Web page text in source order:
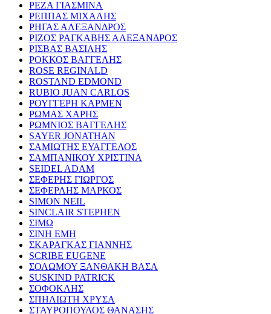
ΡΕΖΑ ΓΙΑΣΜΙΝΑ
ΡΕΠΠΑΣ ΜΙΧΑΛΗΣ
ΡΗΓΑΣ ΑΛΕΞΑΝΔΡΟΣ
ΡΙΖΟΣ ΡΑΓΚΑΒΗΣ ΑΛΕΞΑΝΔΡΟΣ
ΡΙΣΒΑΣ ΒΑΣΙΛΗΣ
ΡΟΚΚΟΣ ΒΑΓΓΕΛΗΣ
ROSE REGINALD
ROSTAND EDMOND
RUBIO JUAN CARLOS
ΡΟΥΓΓΕΡΗ ΚΑΡΜΕΝ
ΡΩΜΑΣ ΧΑΡΗΣ
ΡΩΜΝΙΟΣ ΒΑΓΓΕΛΗΣ
SAYER JONATHAN
ΣΑΜΙΩΤΗΣ ΕΥΑΓΓΕΛΟΣ
ΣΑΜΠΑΝΙΚΟΥ ΧΡΙΣΤΙΝΑ
SEIDEL ADAM
ΣΕΦΕΡΗΣ ΓΙΩΡΓΟΣ
ΣΕΦΕΡΛΗΣ ΜΑΡΚΟΣ
SIMON NEIL
SINCLAIR STEPHEN
ΣΙΜΩ
ΣΙΝΗ ΕΜΗ
ΣΚΑΡΑΓΚΑΣ ΓΙΑΝΝΗΣ
SCRIBE EUGENE
ΣΟΛΩΜΟΥ ΞΑΝΘΑΚΗ ΒΑΣΑ
SUSKIND PATRICK
ΣΟΦΟΚΛΗΣ
ΣΠΗΛΙΩΤΗ ΧΡΥΣΑ
ΣΤΑΥΡΟΠΟΥΛΟΣ ΘΑΝΑΣΗΣ